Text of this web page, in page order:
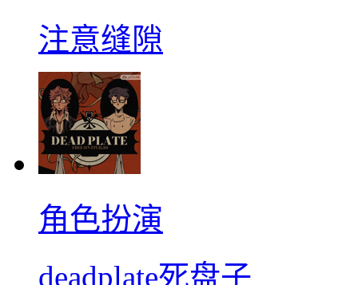
注意缝隙
角色扮演
deadplate死盘子